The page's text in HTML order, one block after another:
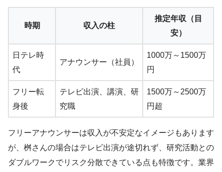
時期 収入の柱
推定年収（目
安）
日テレ時
代
アナウンサー（社員）
1000万～1500万
円
フリー転
身後
テレビ出演、講演、研
究職
1500万～2500万
円超
フリーアナウンサーは収入が不安定なイメージもあります
が、桝さんの場合はテレビ出演が途切れず、研究活動との
ダブルワークでリスク分散できている点も特徴です。業界